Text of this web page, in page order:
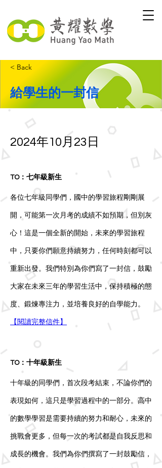
< Back
給學生的一封信
2024年10月23日
TO：七年級新生
各位七年級同學們，國中的學習旅程剛剛展
開，可能第一次月考的成績不如預期，但別灰
心！這是一個全新的開始，未來的學習旅程
中，只要你們願意持續努力，任何時刻都可以
重新出發。我們特別為你們寫了一封信，鼓勵
大家在未來三年的學習生活中，保持積極的態
度、鍛煉專注力，並培養良好的自學能力。
【閱讀完整信件】
TO：十年級新生
十年級的同學們，首次段考結束，不論你們的
表現如何，這只是學習過程中的一部分。高中
的數學學習是需要持續的努力和耐心，未來的
挑戰會更多，但每一次的考試都是自我反思和
成長的機會。我們為你們撰寫了一封鼓勵信，